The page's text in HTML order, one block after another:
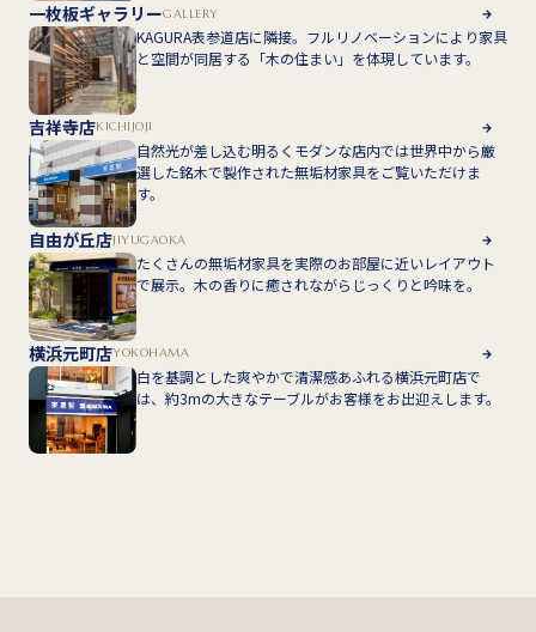
KAGURA表参道店に隣接。フルリノベーションにより家具
と空間が同居する「木の住まい」を体現しています。
一枚板ギャラリーGALLERY
自然光が差し込む明るくモダンな店内では世界中から厳
選した銘木で製作された無垢材家具をご覧いただけま
す。
吉祥寺店KICHIJOJI
たくさんの無垢材家具を実際のお部屋に近いレイアウト
で展示。木の香りに癒されながらじっくりと吟味を。
自由が丘店JIYUGAOKA
白を基調とした爽やかで清潔感あふれる横浜元町店で
は、約3mの大きなテーブルがお客様をお出迎えします。
横浜元町店YOKOHAMA